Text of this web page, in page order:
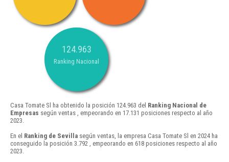
124.963
Ranking Nacional
Casa Tomate Sl ha obtenido la posición 124.963 del Ranking Nacional de
Empresas según ventas , empeorando en 17.131 posiciones respecto al año
2023.
En el Ranking de Sevilla según ventas, la empresa Casa Tomate Sl en 2024 ha
conseguido la posición 3.792 , empeorando en 618 posiciones respecto al año
2023.